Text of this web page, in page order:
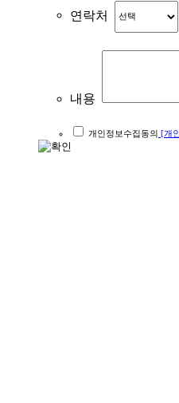
연락처
내용
개인정보수집동의 [개